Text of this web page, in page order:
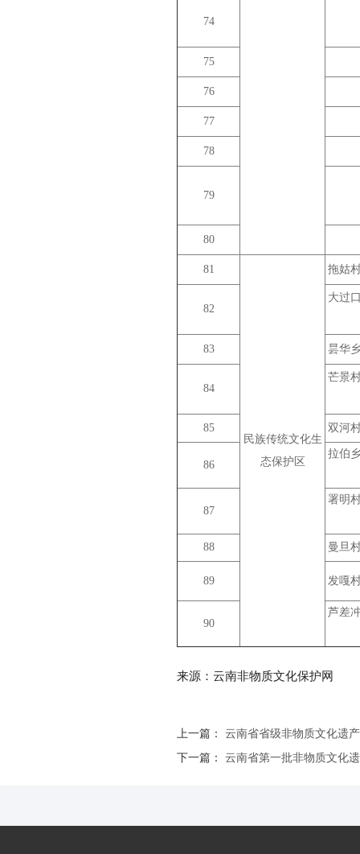
74
75
76
77
78
79
80
81
民族传统文化生
态保护区
拖姑
82
大过
83 昙华
84
芒景
85 双河
86
拉伯
87
署明
88 曼旦
89 发嘎
90
芦差
来源：云南非物质文化保护网
上一篇： 云南省省级非物质文化遗
下一篇： 云南省第一批非物质文化